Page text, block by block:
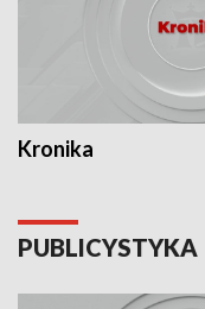
Kronika
PUBLICYSTYKA